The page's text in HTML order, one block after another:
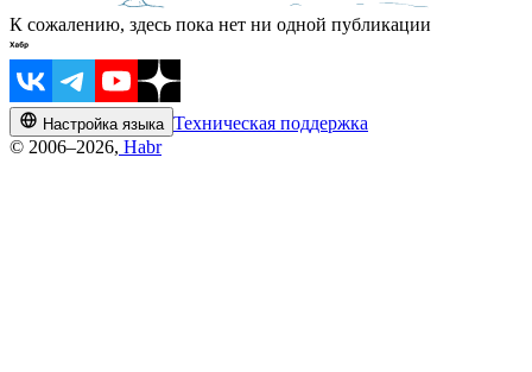
К сожалению, здесь пока нет ни одной публикации
Настройка языка Техническая поддержка
© 2006–2026, Habr